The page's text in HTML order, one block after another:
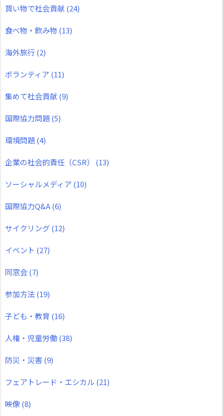
買い物で社会貢献 (24)
食べ物・飲み物 (13)
海外旅行(2)
ボランティア (11)
集めて社会貢献 (9)
国際協力問題(5)
環境問題(4)
企業の社会的責任（CSR） (13)
ソーシャルメディア (10)
国際協力Q&A(6)
サイクリング(12)
イベント (27)
同窓会(7)
参加方法(19)
子ども・教育 (16)
人権・児童労働(38)
防災・災害(9)
フェアトレード・エシカル (21)
映像(8)